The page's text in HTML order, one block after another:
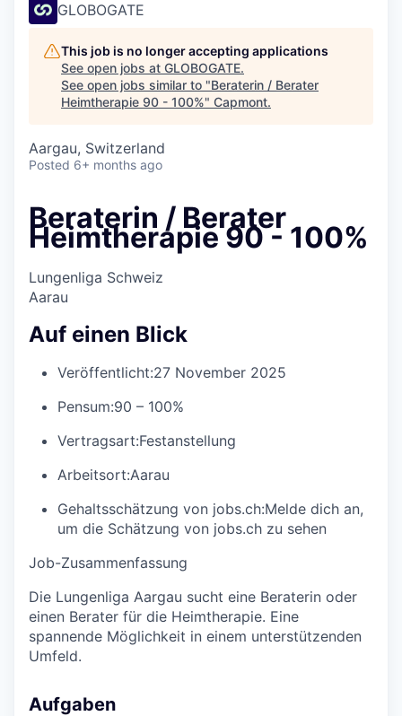
GLOBOGATE
This job is no longer accepting applications
See open jobs at GLOBOGATE.
See open jobs similar to "Beraterin / Berater
Heimtherapie 90 - 100%" Capmont.
Aargau, Switzerland
Posted 6+ months ago
Beraterin / Berater
Heimtherapie 90 - 100%
Lungenliga Schweiz
Aarau
Auf einen Blick
Veröffentlicht:27 November 2025
Pensum:90 – 100%
Vertragsart:Festanstellung
Arbeitsort:Aarau
Gehaltsschätzung von jobs.ch:Melde dich an,
um die Schätzung von jobs.ch zu sehen
Job-Zusammenfassung
Die Lungenliga Aargau sucht eine Beraterin oder
einen Berater für die Heimtherapie. Eine
spannende Möglichkeit in einem unterstützenden
Umfeld.
Aufgaben